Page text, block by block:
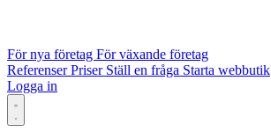
För nya företag För växande företag
ReferenserPriser Ställ en fråga Starta webbutik
Logga in